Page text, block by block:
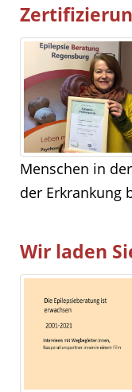
Menschen in
der Erkrankung
Wir laden